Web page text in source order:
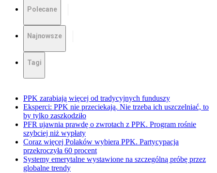
Polecane
Najnowsze
Tagi
PPK zarabiają więcej od tradycyjnych funduszy
Eksperci: PPK nie przeciekają. Nie trzeba ich uszczelniać, to
by tylko zaszkodziło
PFR ujawnia prawdę o zwrotach z PPK. Program rośnie
szybciej niż wypłaty
Coraz więcej Polaków wybiera PPK. Partycypacja
przekroczyła 60 procent
Systemy emerytalne wystawione na szczególną próbę przez
globalne trendy